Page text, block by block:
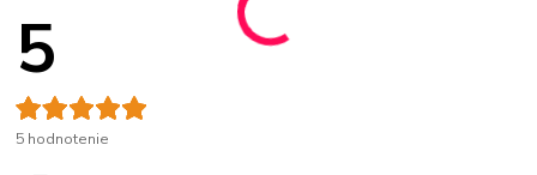
5
5 hodnotenie